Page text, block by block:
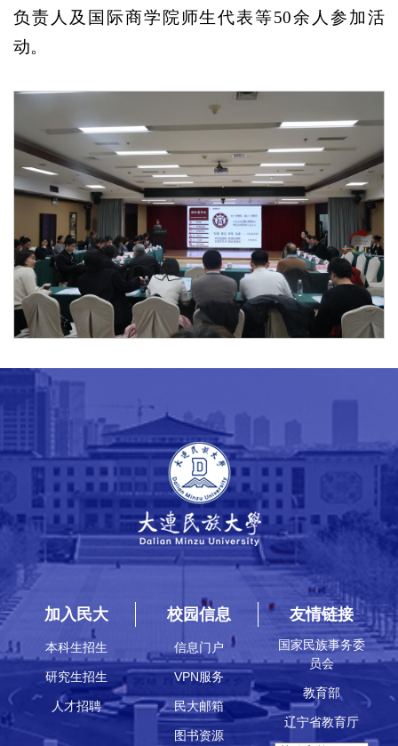
负责人及国际商学院师生代表等50余人参加活
动。
加入民大
本科生招生
研究生招生
人才招聘
校园信息
信息门户
VPN服务
民大邮箱
图书资源
友情链接
国家民族事务委
员会
教育部
辽宁省教育厅